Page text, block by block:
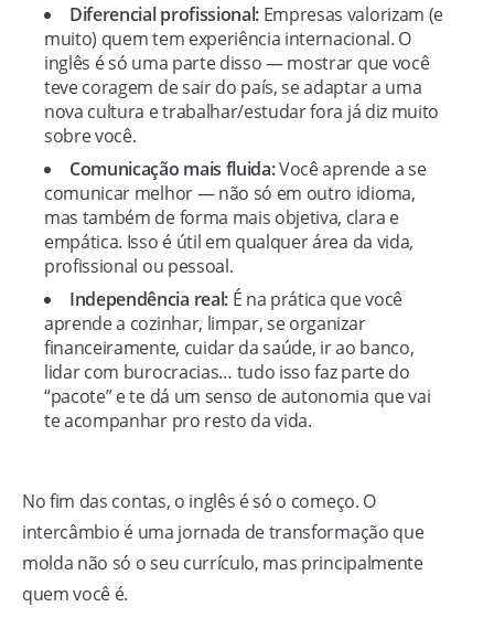
Diferencial profissional: Empresas valorizam (e
muito) quem tem experiência internacional. O
inglês é só uma parte disso — mostrar que você
teve coragem de sair do país, se adaptar a uma
nova cultura e trabalhar/estudar fora já diz muito
sobre você.
Comunicação mais fluida:Você aprende a se
comunicar melhor — não só em outro idioma,
mas também de forma mais objetiva, clara e
empática. Isso é útil em qualquer área da vida,
profissional ou pessoal.
Independência real: É na prática que você
aprende a cozinhar, limpar, se organizar
financeiramente, cuidar da saúde, ir ao banco,
lidar com burocracias… tudo isso faz parte do
“pacote” e te dá um senso de autonomia que vai
te acompanhar pro resto da vida.
No fim das contas, o inglês é só o começo. O
intercâmbio é uma jornada de transformação que
molda não só o seu currículo, mas principalmente
quem você é.